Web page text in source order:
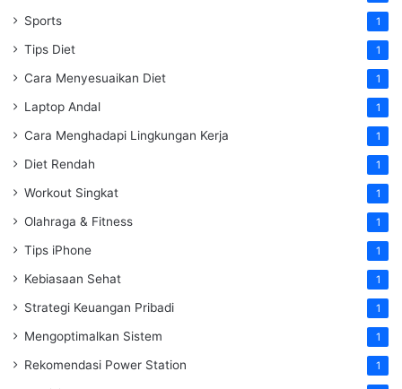
Sports 1
Tips Diet 1
Cara Menyesuaikan Diet 1
Laptop Andal 1
Cara Menghadapi Lingkungan Kerja 1
Diet Rendah 1
Workout Singkat 1
Olahraga & Fitness 1
Tips iPhone 1
Kebiasaan Sehat 1
Strategi Keuangan Pribadi 1
Mengoptimalkan Sistem 1
Rekomendasi Power Station 1